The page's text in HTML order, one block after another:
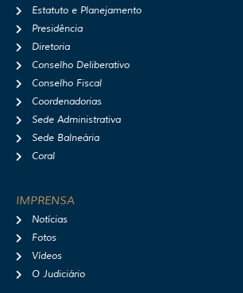
r
Estatuto e Planejamento
Presidência
Diretoria
Conselho Deliberativo
Conselho Fiscal
Coordenadorias
Sede Administrativa
Sede Balneária
Coral
IMPRENSA
Notícias
Fotos
Vídeos
O Judiciário